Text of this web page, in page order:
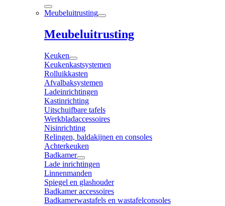
Meubeluitrusting
Meubeluitrusting
Keuken
Keukenkastsystemen
Rolluikkasten
Afvalbaksystemen
Ladeinrichtingen
Kastinrichting
Uitschuifbare tafels
Werkbladaccessoires
Nisinrichting
Relingen, baldakijnen en consoles
Achterkeuken
Badkamer
Lade inrichtingen
Linnenmanden
Spiegel en glashouder
Badkamer accessoires
Badkamerwastafels en wastafelconsoles